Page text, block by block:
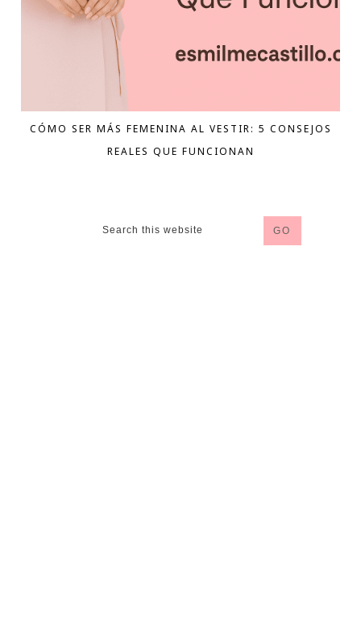
CÓMO SER MÁS FEMENINA AL VESTIR: 5 CONSEJOS
REALES QUE FUNCIONAN